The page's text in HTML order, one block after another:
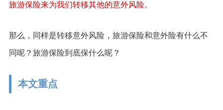
旅游保险来为我们转移其他的意外风险。
那么，同样是转移意外风险，旅游保险和意外险有什么不
同呢？旅游保险到底保什么呢？
本文重点